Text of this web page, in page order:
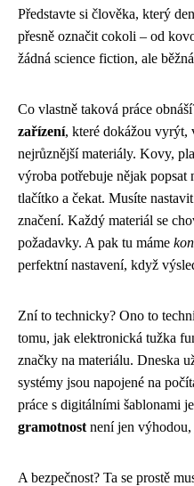
Představte si člověka, který
přesně označit cokoli – od
žádná science fiction, ale
Co vlastně taková práce
zařízení, které dokážou vyrýt,
nejrůznější materiály. Kovy,
výroba potřebuje nějak
tlačítko a čekat. Musíte
značení. Každý materiál se
požadavky. A pak tu máme
perfektní nastavení, když
Zní to technicky? Ono to
tomu, jak elektronická tužka
značky na materiálu. Dneska
systémy jsou napojené na
práce s digitálními šablonami
gramotnost není jen výhodou,
A bezpečnost? Ta se prostě